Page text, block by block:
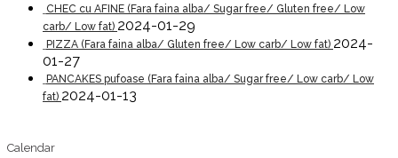
CHEC cu AFINE (Fara faina alba/ Sugar free/ Gluten free/ Low
carb/ Low fat) 2024-01-29
PIZZA (Fara faina alba/ Gluten free/ Low carb/ Low fat) 2024-
01-27
PANCAKES pufoase (Fara faina alba/ Sugar free/ Low carb/ Low
fat) 2024-01-13
Calendar